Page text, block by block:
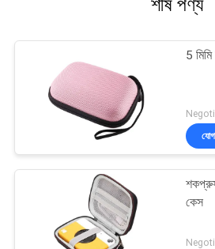
শীর্ষ পণ্য
5
কেস